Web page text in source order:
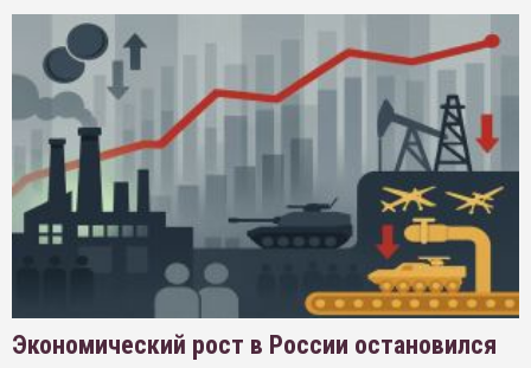
Экономический рост в России остановился